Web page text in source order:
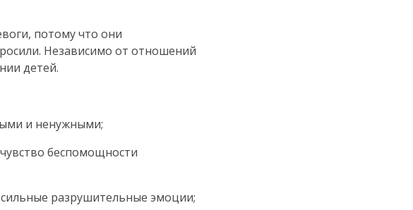
потому что они
Независимо от отношений
детей.
и ненужными;
беспомощности
разрушительные эмоции;